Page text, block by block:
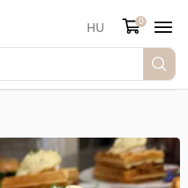
HU 0